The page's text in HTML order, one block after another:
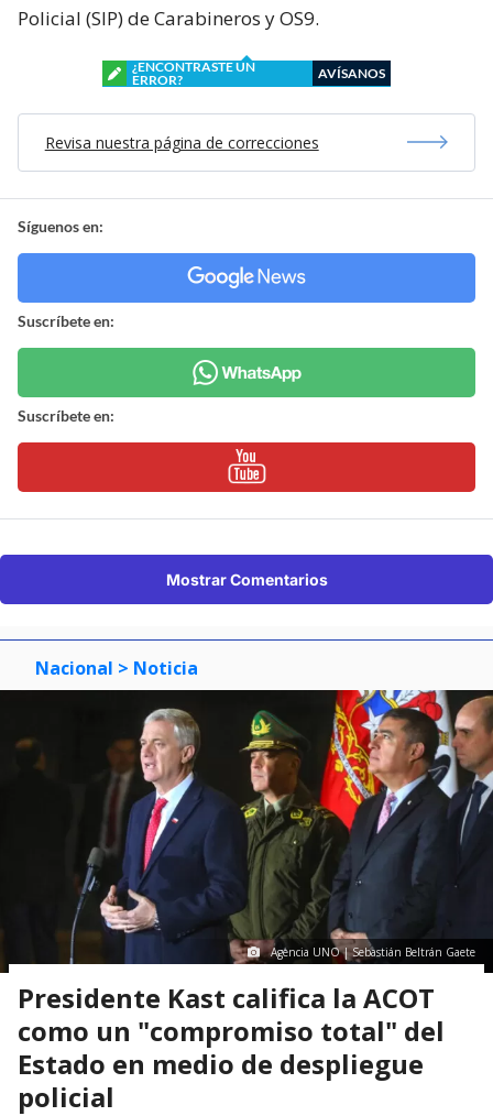
Policial (SIP) de Carabineros y OS9.
¿ENCONTRASTE UN
ERROR?
AVÍSANOS
Revisa nuestra página de correcciones
Síguenos en:
Suscríbete en:
Suscríbete en:
Mostrar Comentarios
Nacional > Noticia
Agencia UNO | Sebastián Beltrán Gaete
Presidente Kast califica la ACOT
como un "compromiso total" del
Estado en medio de despliegue
policial